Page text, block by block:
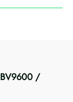
BV9600 /